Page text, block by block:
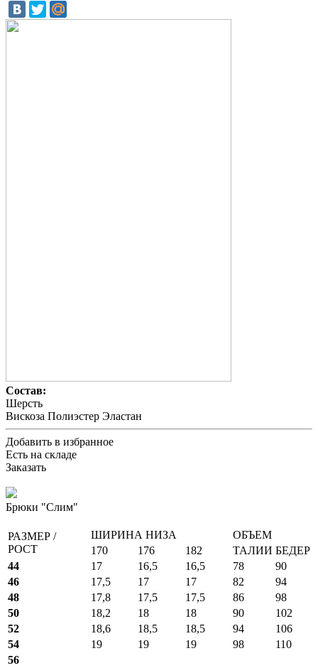
Состав:
Шерсть
Вискоза Полиэстер Эластан
Добавить в избранное
Есть на складе
Заказать
Брюки "Слим"
РАЗМЕР /
РОСТ
ШИРИНА НИЗА
ОБЪЕМ
170
176 182 ТАЛИИ БЕДЕР
44
17 16,5 16,5 78
90
46
17,5 17 17 82
94
48
17,8 17,5 17,5 86
98
50
18,2 18 18 90
102
52
18,6 18,5 18,5 94
106
54
19 19 19 98
110
56